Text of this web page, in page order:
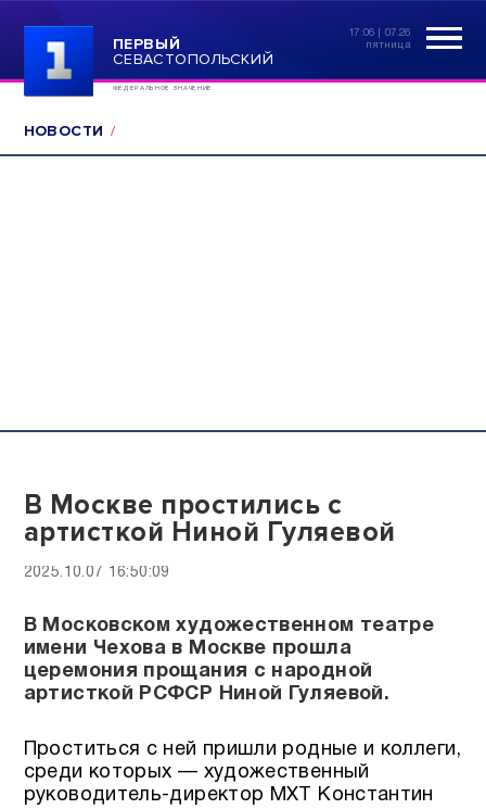
ПЕРВЫЙ
СЕВАСТОПОЛЬСКИЙ
ФЕДЕРАЛЬНОЕ ЗНАЧЕНИЕ
17:06 | 07.26
пятница
НОВОСТИ
В Москве простились с
артисткой Ниной Гуляевой
2025.10.07 16:50:09
В Московском художественном театре
имени Чехова в Москве прошла
церемония прощания с народной
артисткой РСФСР Ниной Гуляевой.
Проститься с ней пришли родные и коллеги,
среди которых — художественный
руководитель-директор МХТ Константин